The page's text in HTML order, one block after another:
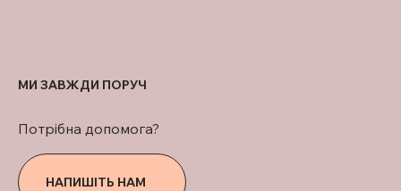
НАПИШІТЬ НАМ
Потрібна допомога?
МИ ЗАВЖДИ ПОРУЧ